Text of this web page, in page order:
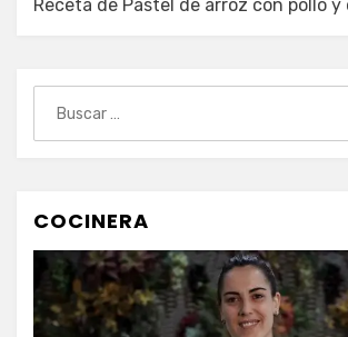
Receta de Pastel de arroz con pollo
COCINERA